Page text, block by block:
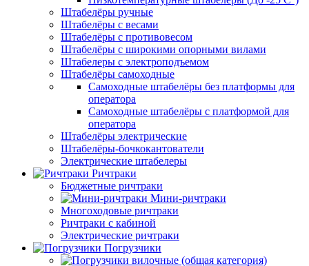
Штабелёры ручные
Штабелёры с весами
Штабелёры с противовесом
Штабелёры с широкими опорными вилами
Штабелеры с электроподъемом
Штабелёры самоходные
Самоходные штабелёры без платформы для
оператора
Самоходные штабелёры с платформой для
оператора
Штабелёры электрические
Штабелёры-бочкокантователи
Электрические штабелеры
Ричтраки
Бюджетные ричтраки
Мини-ричтраки
Многоходовые ричтраки
Ричтраки с кабиной
Электрические ричтраки
Погрузчики